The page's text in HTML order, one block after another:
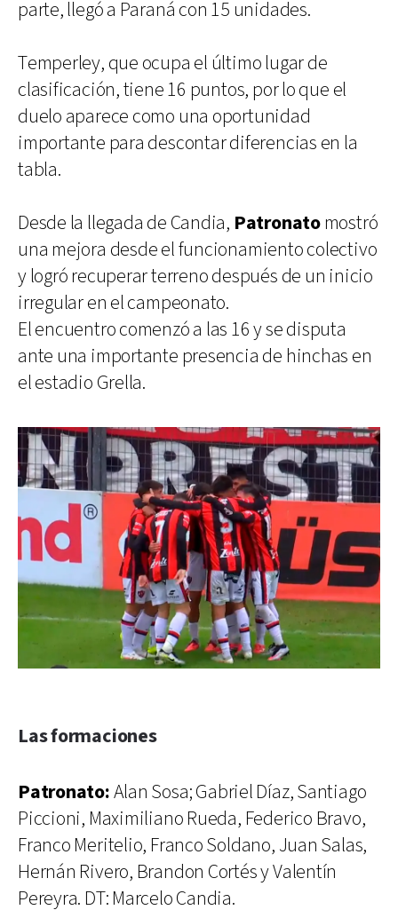
parte, llegó a Paraná con 15 unidades.
Temperley, que ocupa el último lugar de
clasificación, tiene 16 puntos, por lo que el
duelo aparece como una oportunidad
importante para descontar diferencias en la
tabla.
Desde la llegada de Candia, Patronatomostró
una mejora desde el funcionamiento colectivo
y logró recuperar terreno después de un inicio
irregular en el campeonato.
El encuentro comenzó a las 16 y se disputa
ante una importante presencia de hinchas en
el estadio Grella.
Las formaciones
Patronato:Alan Sosa; Gabriel Díaz, Santiago
Piccioni, Maximiliano Rueda, Federico Bravo,
Franco Meritelio, Franco Soldano, Juan Salas,
Hernán Rivero, Brandon Cortés y Valentín
Pereyra. DT: Marcelo Candia.